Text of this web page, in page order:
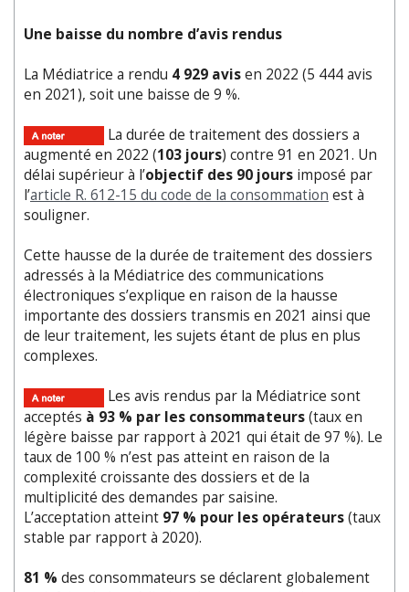
Une baisse du nombre d’avis rendus
La Médiatrice a rendu 4 929 avisen 2022 (5 444 avis
en 2021), soit une baisse de 9 %.
La durée de traitement des dossiers a
augmenté en 2022 (103 jours) contre 91 en 2021. Un
délai supérieur à l’objectif des 90 jours imposé par
l’article R. 612-15 du code de la consommation est à
souligner.
Cette hausse de la durée de traitement des dossiers
adressés à la Médiatrice des communications
électroniques s’explique en raison de la hausse
importante des dossiers transmis en 2021 ainsi que
de leur traitement, les sujets étant de plus en plus
complexes.
Les avis rendus par la Médiatrice sont
acceptés à 93 % par les consommateurs(taux en
légère baisse par rapport à 2021 qui était de 97 %). Le
taux de 100 % n’est pas atteint en raison de la
complexité croissante des dossiers et de la
multiplicité des demandes par saisine.
L’acceptation atteint 97 % pour les opérateurs(taux
stable par rapport à 2020).
81 % des consommateurs se déclarent globalement